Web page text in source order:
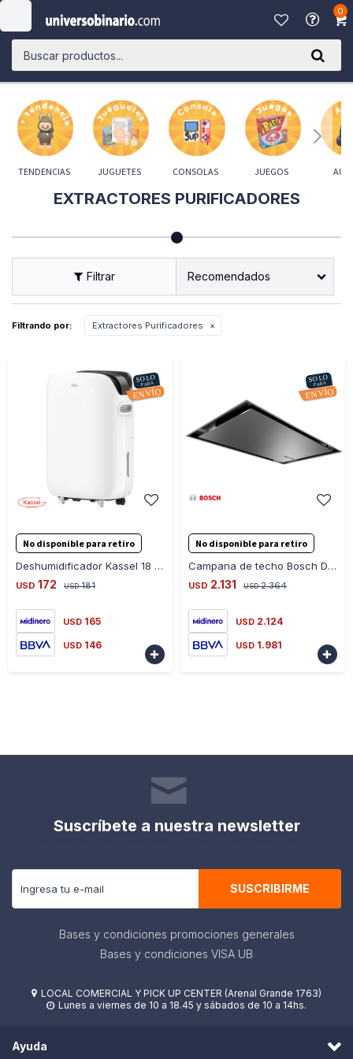
0
TENDENCIAS JUGUETES CONSOLAS JUEGOS
EXTRACTORES PURIFICADORES
Recomendados
Filtrando por: Extractores Purificadores
No disponible para retiro
Deshumidificador Kassel 18 L Silencioso Caño De Cobre - BLANCO
USD 172 USD 181
USD 165
USD 146

No disponible para retiro
Campana de techo Bosch DRC97AQ50 90cm
USD 2.131 USD 2.364
USD 2.124
USD 1.981

Suscríbete a nuestra newsletter
SUSCRIBIRME
Bases y condiciones promociones generales
Bases y condiciones VISA UB
 LOCAL COMERCIAL Y PICK UP CENTER (Arenal Grande 1763)
 Lunes a viernes de 10 a 18.45 y sábados de 10 a 14hs.
Ayuda